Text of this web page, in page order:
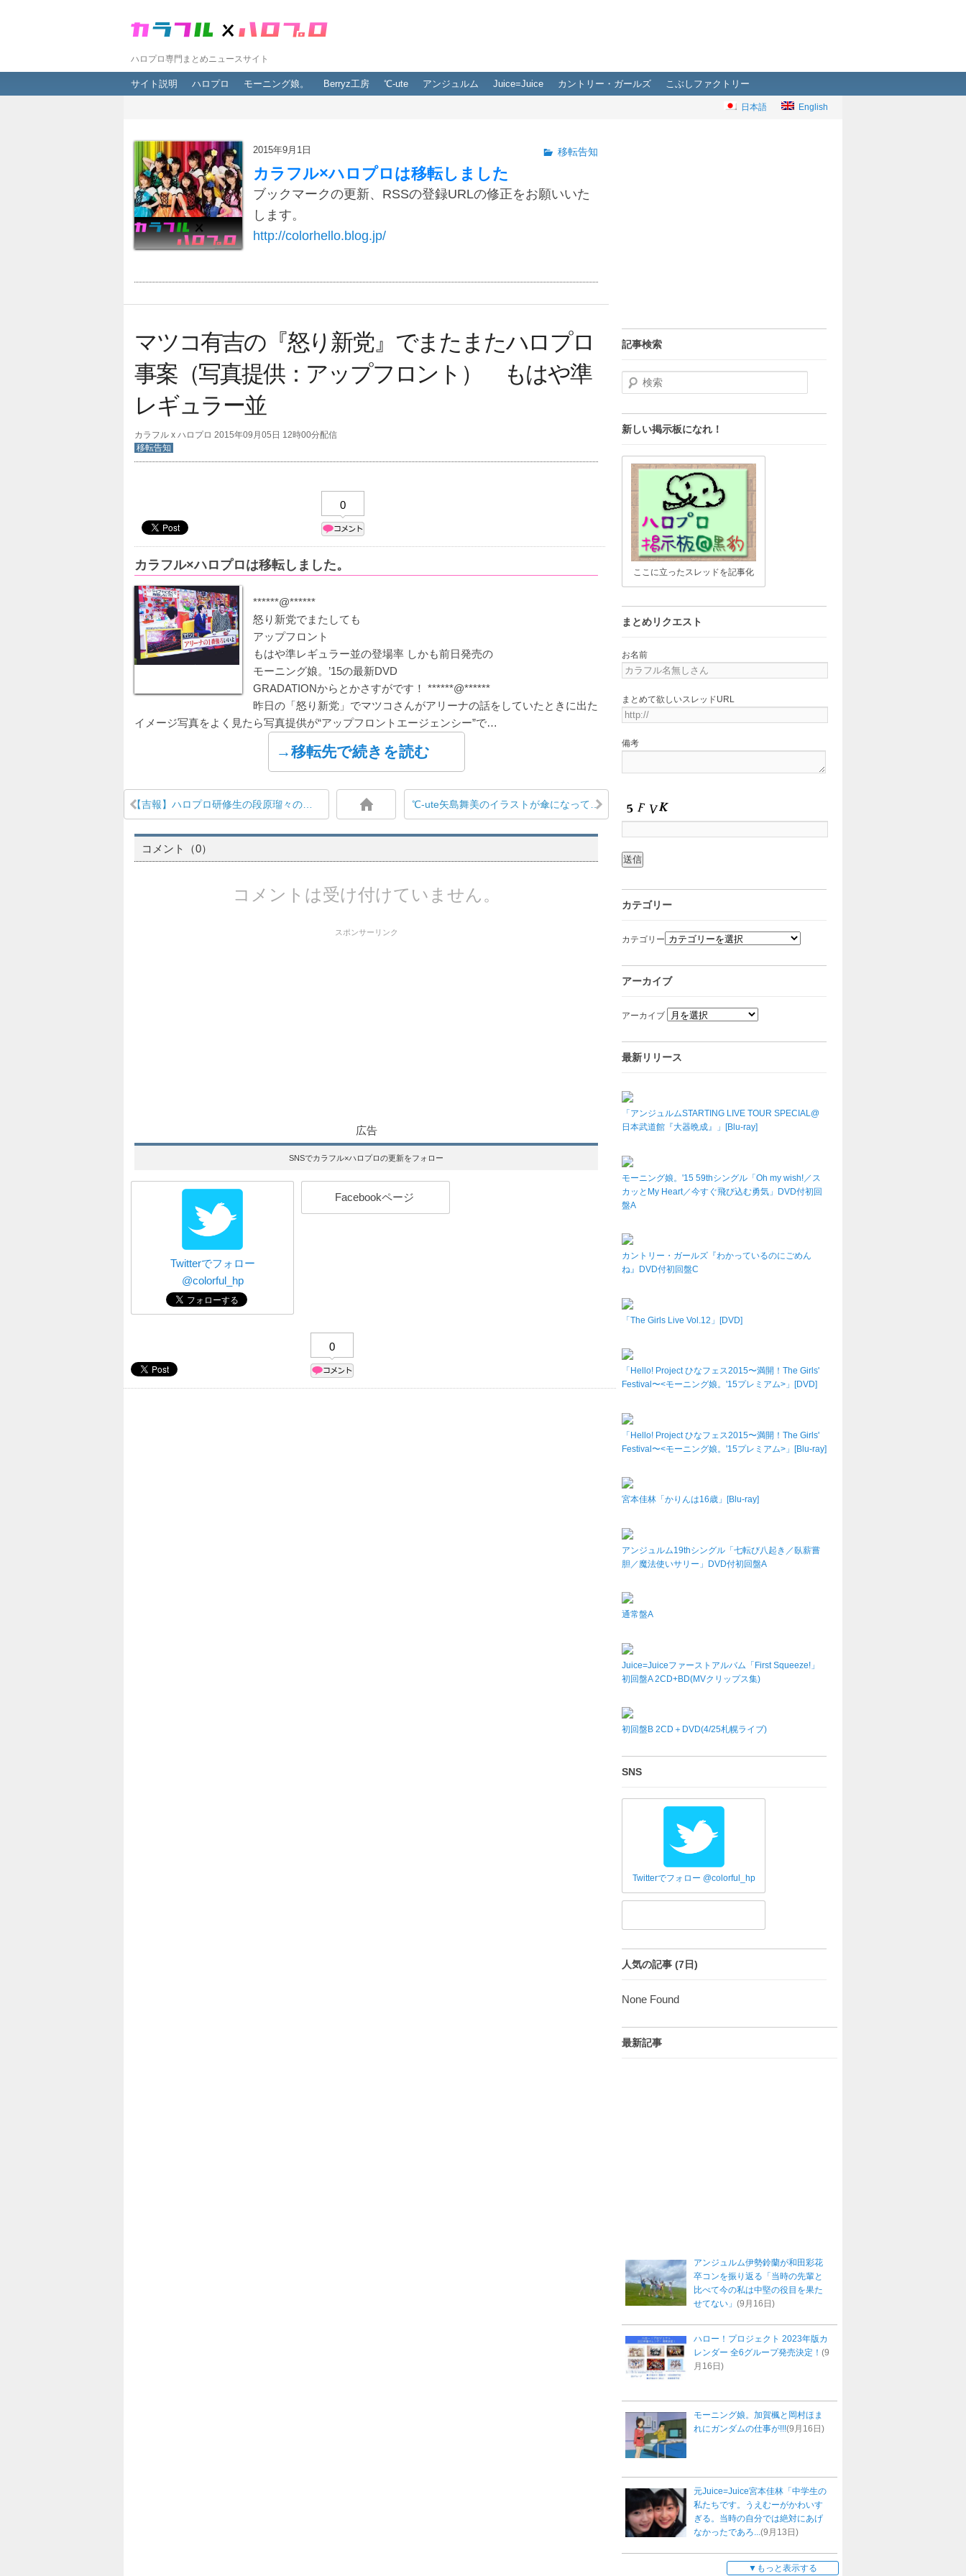
ハロプロ専門まとめニュースサイト
サイト説明 ハロプロ モーニング娘。 Berryz工房 ℃-ute アンジュルム Juice=Juice カントリー・ガールズ こぶしファクトリー
日本語 English
2015年9月1日 移転告知
カラフル×ハロプロは移転しました
ブックマークの更新、RSSの登録URLの修正をお願いいた
します。
http://colorhello.blog.jp/
マツコ有吉の『怒り新党』でまたまたハロプロ
事案（写真提供：アップフロント） もはや準
レギュラー並
カラフル x ハロプロ 2015年09月05日 12時00分配信
移転告知
0
カラフル×ハロプロは移転しました。
******@******
怒り新党でまたしても
アップフロント
もはや準レギュラー並の登場率 しかも前日発売の
モーニング娘。’15の最新DVD
GRADATIONからとかさすがです！ ******@******
昨日の「怒り新党」でマツコさんがアリーナの話をしていたときに出た
イメージ写真をよく見たら写真提供が“アップフロントエージェンシー”で…
→移転先で続きを読む
【吉報】ハロプロ研修生の段原瑠々のルックスが確変突入か ℃-ute矢島舞美のイラストが傘になって商品化
コメント（0）
コメントは受け付けていません。
スポンサーリンク
広告
SNSでカラフル×ハロプロの更新をフォロー
Twitterでフォロー
@colorful_hp
Facebookページ
0
記事検索
検索
新しい掲示板になれ！
ここに立ったスレッドを記事化
まとめリクエスト
お名前
まとめて欲しいスレッドURL
備考
カテゴリー
カテゴリー
アーカイブ
アーカイブ
最新リリース
「アンジュルムSTARTING LIVE TOUR SPECIAL@
日本武道館『大器晩成』」[Blu-ray]
モーニング娘。'15 59thシングル「Oh my wish!／ス
カッとMy Heart／今すぐ飛び込む勇気」DVD付初回
盤A
カントリー・ガールズ『わかっているのにごめん
ね』DVD付初回盤C
「The Girls Live Vol.12」[DVD]
「Hello! Project ひなフェス2015〜満開！The Girls'
Festival〜<モーニング娘。'15プレミアム>」[DVD]
「Hello! Project ひなフェス2015〜満開！The Girls'
Festival〜<モーニング娘。'15プレミアム>」[Blu-ray]
宮本佳林「かりんは16歳」[Blu-ray]
アンジュルム19thシングル「七転び八起き／臥薪嘗
胆／魔法使いサリー」DVD付初回盤A
通常盤A
Juice=Juiceファーストアルバム「First Squeeze!」
初回盤A 2CD+BD(MVクリップス集)
初回盤B 2CD＋DVD(4/25札幌ライブ)
SNS
Twitterでフォロー @colorful_hp
人気の記事 (7日)
None Found
最新記事
アンジュルム伊勢鈴蘭が和田彩花
卒コンを振り返る「当時の先輩と
比べて今の私は中堅の役目を果た
せてない」 (9月16日)
ハロー！プロジェクト 2023年版カ
レンダー 全6グループ発売決定！ (9
月16日)
モーニング娘。加賀楓と岡村ほま
れにガンダムの仕事が!!!(9月16日)
元Juice=Juice宮本佳林「中学生の
私たちです。うえむーがかわいす
ぎる。当時の自分では絶対にあげ
なかったであろ...(9月13日)
もっと表示する